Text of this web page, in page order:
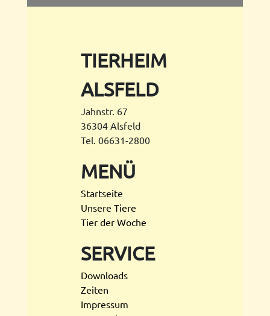
TIERHEIM
ALSFELD
Jahnstr. 67
36304 Alsfeld
Tel. 06631-2800
MENÜ
Startseite
Unsere Tiere
Tier der Woche
SERVICE
Downloads
Zeiten
Impressum